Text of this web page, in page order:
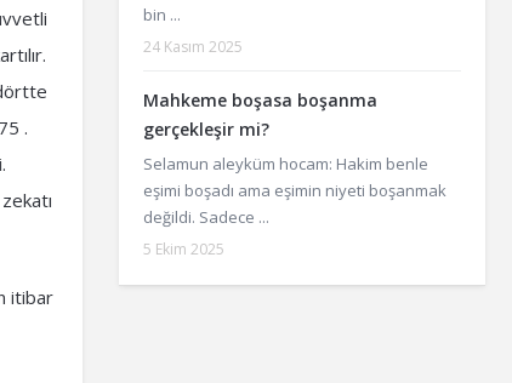
.
itibar
bin ...
24 Kasım 2025
Mahkeme boşasa boşanma
gerçekleşir mi?
Selamun aleyküm hocam: Hakim benle
eşimi boşadı ama eşimin niyeti boşanmak
değildi. Sadece ...
5 Ekim 2025